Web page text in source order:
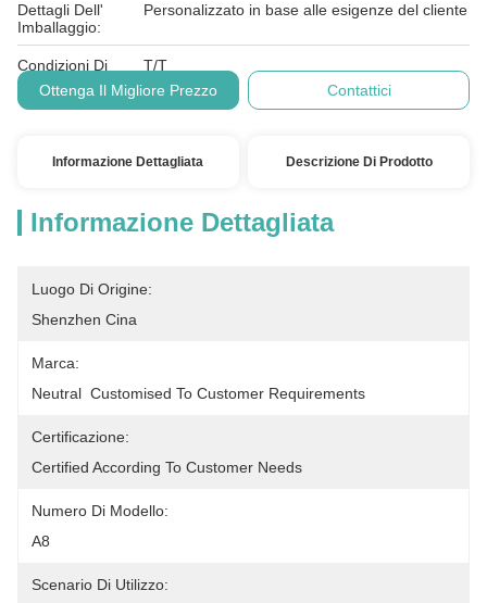
Dettagli Dell'
Imballaggio:
Personalizzato in base alle esigenze del cliente
Condizioni Di
Pagamento:
T/T
Ottenga Il Migliore Prezzo
Contattici
Informazione Dettagliata Descrizione Di Prodotto
Informazione Dettagliata
Luogo Di Origine:
Shenzhen Cina
Marca:
Neutral  Customised To Customer Requirements
Certificazione:
Certified According To Customer Needs
Numero Di Modello:
A8
Scenario Di Utilizzo: